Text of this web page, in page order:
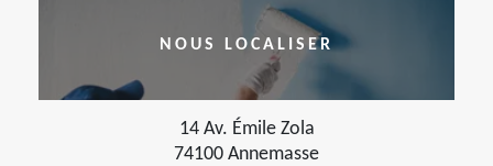
NOUS LOCALISER
14 Av. Émile Zola
74100 Annemasse